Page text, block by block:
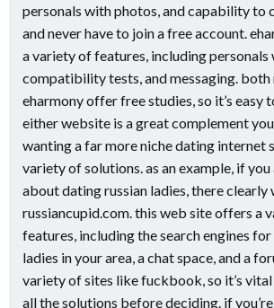
personals with photos, and capability to
and never have to join a free account.
a variety of features, including personals
compatibility tests, and messaging. both
eharmony offer free studies, so it’s easy
either website is a great complement
wanting a far more niche dating internet
variety of solutions. as an example, if
about dating russian ladies, there clearly
russiancupid.com. this web site offers a
features, including the search engines
ladies in your area, a chat space, and a
variety of sites like fuckbook, so it’s
all the solutions before deciding. if